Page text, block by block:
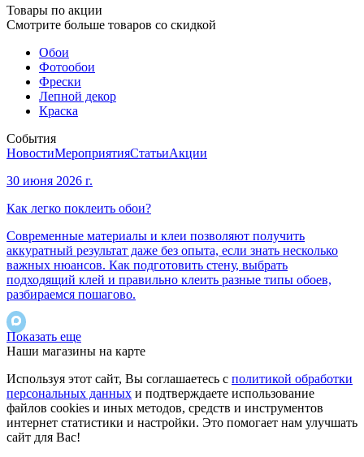
Товары по акции
Смотрите больше товаров со скидкой
Обои
Фотообои
Фрески
Лепной декор
Краска
События
НовостиМероприятияСтатьиАкции
30 июня 2026 г.
Как легко поклеить обои?
Современные материалы и клеи позволяют получить
аккуратный результат даже без опыта, если знать несколько
важных нюансов. Как подготовить стену, выбрать
подходящий клей и правильно клеить разные типы обоев,
разбираемся пошагово.
Показать еще
Наши магазины на карте
Используя этот сайт, Вы соглашаетесь с политикой обработки
персональных данных и подтверждаете использование
файлов cookies и иных методов, средств и инструментов
интернет статистики и настройки. Это помогает нам улучшать
сайт для Вас!